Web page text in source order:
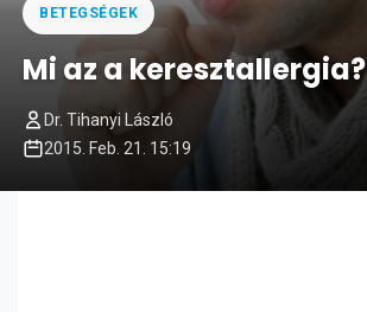
BETEGSÉGEK
Mi az a keresztallergia?
Dr. Tihanyi László
2015. Feb. 21. 15:19